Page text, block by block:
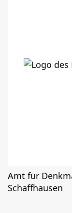
Amt für
Schaffhausen